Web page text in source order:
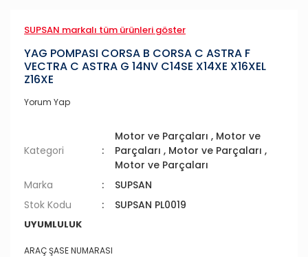
SUPSAN markalı tüm ürünleri göster
YAG POMPASI CORSA B CORSA C ASTRA F
VECTRA C ASTRA G 14NV C14SE X14XE X16XEL
Z16XE
Yorum Yap
Kategori
Motor ve Parçaları , Motor ve
Parçaları , Motor ve Parçaları ,
Motor ve Parçaları
Marka
SUPSAN
Stok Kodu
SUPSAN PL0019
UYUMLULUK
ARAÇ ŞASE NUMARASI